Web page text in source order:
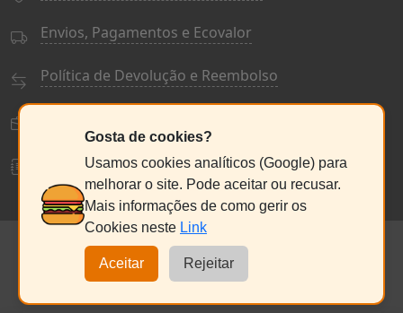
Envios, Pagamentos e Ecovalor
Política de Devolução e Reembolso
Livro de Reclamações
© PneuBeato 2025de Alberto Alexandre Silva Alves
NC:235076686
Seg a Sex:9:30 - 13:00 / 14:30 - 18:00
- 13:00
Gosta de cookies?
Usamos cookies analíticos (Google) para
melhorar o site. Pode aceitar ou recusar.
Mais informações de como gerir os
Cookies neste Link
Aceitar Rejeitar